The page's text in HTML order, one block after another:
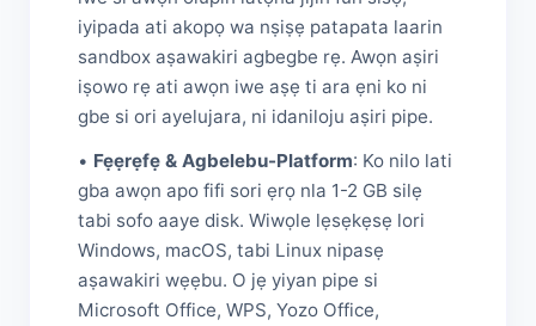
iyipada ati akopọ wa nṣiṣẹ patapata laarin
sandbox aṣawakiri agbegbe rẹ. Awọn aṣiri
iṣowo rẹ ati awọn iwe aṣẹ ti ara ẹni ko ni
gbe si ori ayelujara, ni idaniloju aṣiri pipe.
• Fẹẹrẹfẹ & Agbelebu-Platform: Ko nilo lati
gba awọn apo fifi sori ẹrọ nla 1-2 GB silẹ
tabi sofo aaye disk. Wiwọle lẹsẹkẹsẹ lori
Windows, macOS, tabi Linux nipasẹ
aṣawakiri wẹẹbu. O jẹ yiyan pipe si
Microsoft Office, WPS, Yozo Office,